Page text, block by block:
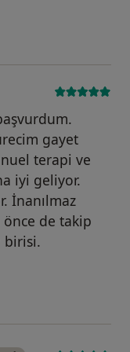
l....s
gayet
terapi ve
iyi geliyor.
İnanılmaz
de takip
birisi.
i̇...y